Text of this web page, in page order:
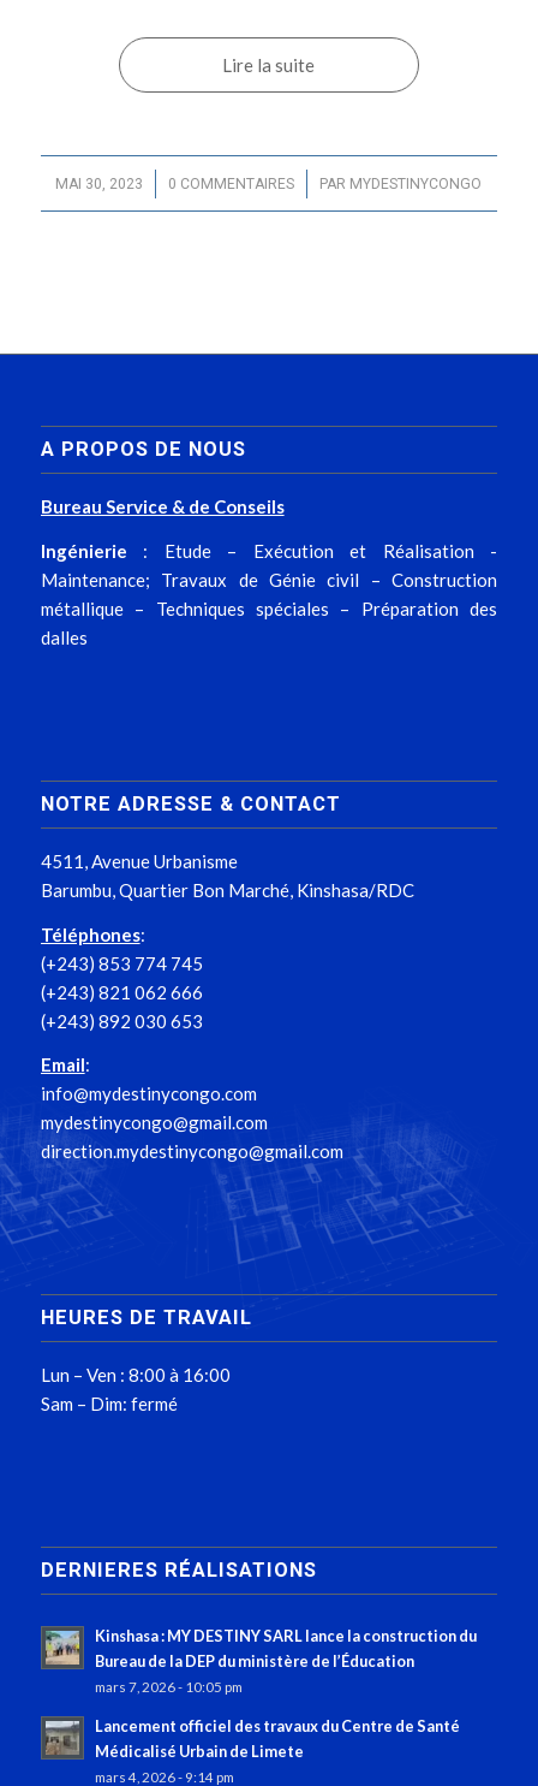
Lire la suite
MAI 30, 2023
/ 0 COMMENTAIRES
/ PAR MYDESTINYCONGO
A PROPOS DE NOUS
Bureau Service & de Conseils
Ingénierie : Etude – Exécution et Réalisation -
Maintenance; Travaux de Génie civil – Construction
métallique – Techniques spéciales – Préparation des
dalles
NOTRE ADRESSE & CONTACT
4511, Avenue Urbanisme
Barumbu, Quartier Bon Marché, Kinshasa/RDC
Téléphones:
(+243) 853 774 745
(+243) 821 062 666
(+243) 892 030 653
Email:
info@mydestinycongo.com
mydestinycongo@gmail.com
direction.mydestinycongo@gmail.com
HEURES DE TRAVAIL
Lun – Ven : 8:00 à 16:00
Sam – Dim: fermé
DERNIERES RÉALISATIONS
Kinshasa : MY DESTINY SARL lance la construction du
Bureau de la DEP du ministère de l’Éducation
mars 7, 2026 - 10:05 pm
Lancement officiel des travaux du Centre de Santé
Médicalisé Urbain de Limete
mars 4, 2026 - 9:14 pm